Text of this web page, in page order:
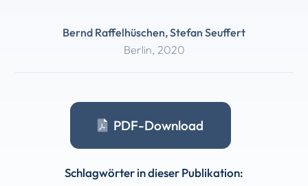
Bernd Raffelhüschen,Stefan Seuffert
Berlin, 2020
PDF-Download
Schlagwörter in dieser Publikation: